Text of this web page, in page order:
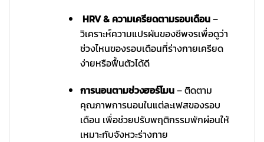
HRV & ความเครียดตามรอบเดือน–
วิเคราะห์ความแปรผันของชีพจรเพื่อดูว่า
ช่วงไหนของรอบเดือนที่ร่างกายเครียด
ง่ายหรือฟื้นตัวได้ดี
การนอนตามช่วงฮอร์โมน– ติดตาม
คุณภาพการนอนในแต่ละเฟสของรอบ
เดือน เพื่อช่วยปรับพฤติกรรมพักผ่อนให้
เหมาะกับจังหวะร่างกาย